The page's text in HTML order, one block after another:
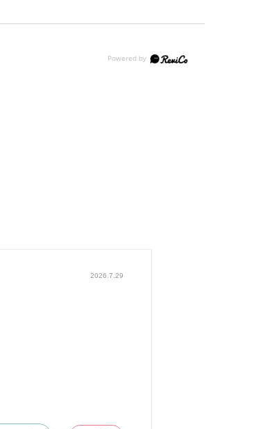
2026.7.29